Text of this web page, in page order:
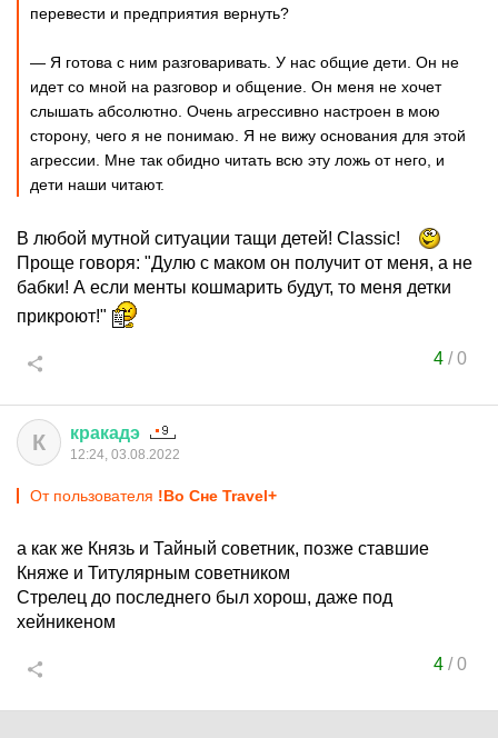
перевести и предприятия вернуть?
— Я готова с ним разговаривать. У нас общие дети. Он не
идет со мной на разговор и общение. Он меня не хочет
слышать абсолютно. Очень агрессивно настроен в мою
сторону, чего я не понимаю. Я не вижу основания для этой
агрессии. Мне так обидно читать всю эту ложь от него, и
дети наши читают.
В любой мутной ситуации тащи детей! Classic!
Проще говоря: "Дулю с маком он получит от меня, а не
бабки! А если менты кошмарить будут, то меня детки
прикроют!"
4/0
К кракадэ
12:24, 03.08.2022
От пользователя !Во Сне Travel+
а как же Князь и Тайный советник, позже ставшие
Княже и Титулярным советником
Стрелец до последнего был хорош, даже под
хейникеном
4/0